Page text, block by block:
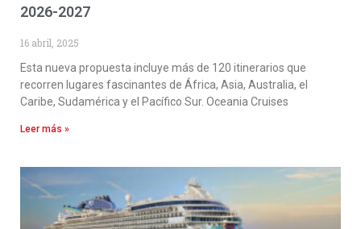
2026-2027
16 abril, 2025
Esta nueva propuesta incluye más de 120 itinerarios que
recorren lugares fascinantes de África, Asia, Australia, el
Caribe, Sudamérica y el Pacífico Sur. Oceania Cruises
Leer más »